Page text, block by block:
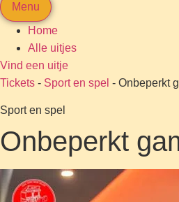
Menu
Home
Alle uitjes
Vind een uitje
Tickets - Sport en spel - Onbeperkt
Sport en spel
Onbeperkt